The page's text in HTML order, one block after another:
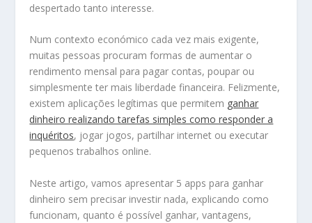
despertado tanto interesse.
Num contexto económico cada vez mais exigente,
muitas pessoas procuram formas de aumentar o
rendimento mensal para pagar contas, poupar ou
simplesmente ter mais liberdade financeira. Felizmente,
existem aplicações legítimas que permitem ganhar
dinheiro realizando tarefas simples como responder a
inquéritos, jogar jogos, partilhar internet ou executar
pequenos trabalhos online.
Neste artigo, vamos apresentar 5 apps para ganhar
dinheiro sem precisar investir nada, explicando como
funcionam, quanto é possível ganhar, vantagens,